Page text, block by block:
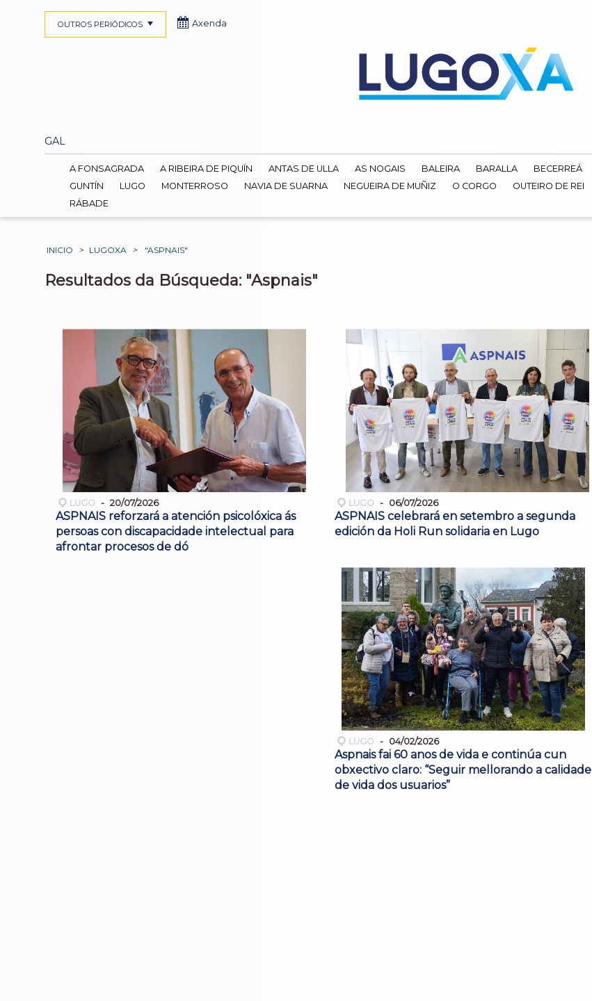
GAL
OUTROS PERIÓDICOS Axenda
A FONSAGRADA A RIBEIRA DE PIQUÍN ANTAS DE ULLA AS NOGAIS BALEIRA BARALLA BECERREÁ
GUNTÍN
LUGO MONTERROSO NAVIA DE SUARNA NEGUEIRA DE MUÑIZ O CORGO OUTEIRO DE REI
RÁBADE
INICIO > LUGOXA > "ASPNAIS"
Resultados da Búsqueda: "Aspnais"
LUGO 20/07/2026
ASPNAIS reforzará a atención psicolóxica ás
persoas con discapacidade intelectual para
afrontar procesos de dó
LUGO 06/07/2026
ASPNAIS celebrará en setembro a segunda
edición da Holi Run solidaria en Lugo
LUGO 04/02/2026
Aspnais fai 60 anos de vida e continúa cun
obxectivo claro: “Seguir mellorando a calidade
de vida dos usuarios”